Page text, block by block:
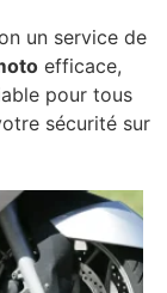
un service de
efficace,
pour tous
sécurité sur